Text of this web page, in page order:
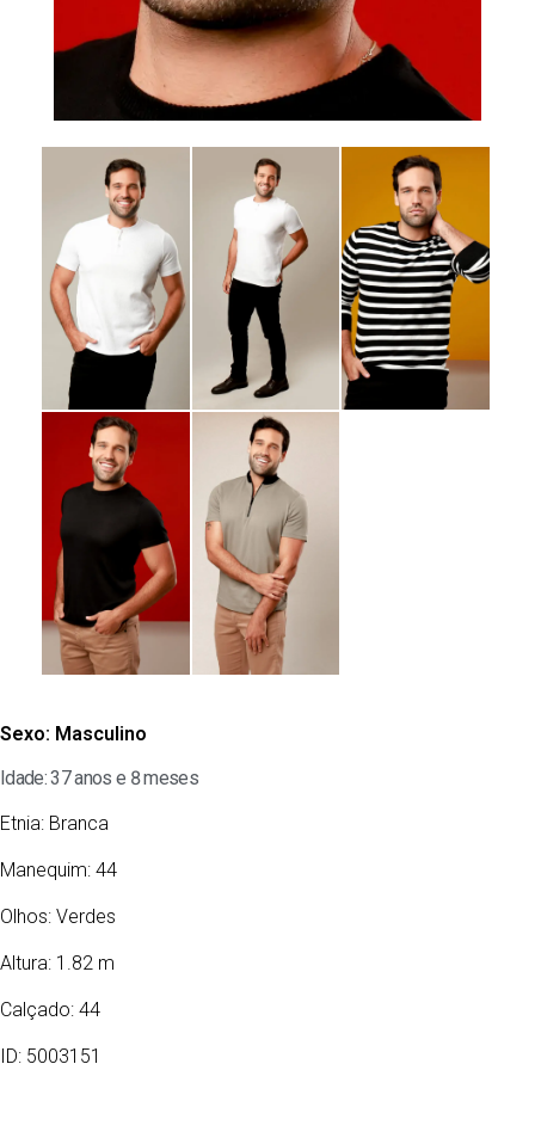
Sexo: Masculino
Idade: 37 anos e 8 meses
Etnia: Branca
Manequim: 44
Olhos: Verdes
Altura: 1.82 m
Calçado: 44
ID: 5003151